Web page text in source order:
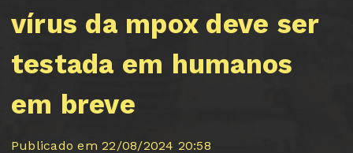
vírus da mpox deve ser
testada em humanos
em breve
Publicado em 22/08/2024 20:58